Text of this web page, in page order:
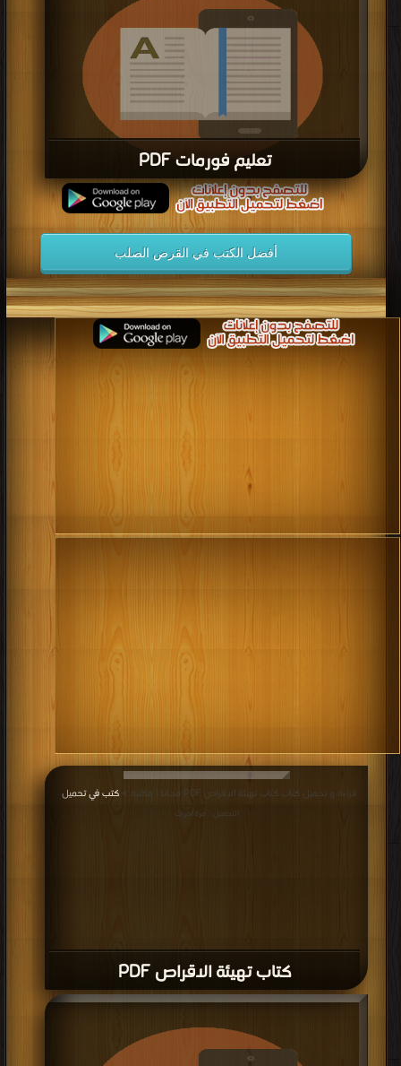
تعليم فورمات PDF
قراءة و تحميل كتاب تعليم فورمات PDF مجانا
أفضل الكتب في القرص الصلب
كتاب تهيئة الاقراص PDF
قراءة و تحميل كتاب كتاب تهيئة الاقراص PDF مجانا | مكتبة > كتب في تحميل
التحميل : مرة/مرات